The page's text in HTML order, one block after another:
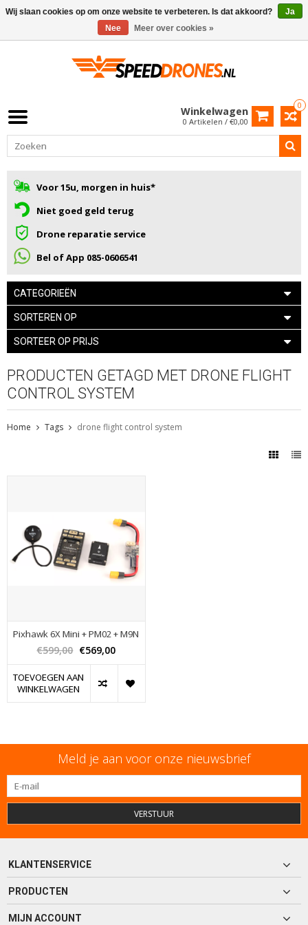
0
Winkelwagen
0 Artikelen / €0,00
Voor 15u, morgen in huis*
Niet goed geld terug
Drone reparatie service
Bel of App 085-0606541
CATEGORIEËN
SORTEREN OP
SORTEER OP PRIJS
PRODUCTEN GETAGD MET DRONE FLIGHT
CONTROL SYSTEM
Home Tags drone flight control system
Pixhawk 6X Mini + PM02 + M9N
€599,00 €569,00
TOEVOEGEN AAN
WINKELWAGEN
Meld je aan voor onze nieuwsbrief
VERSTUUR
KLANTENSERVICE
PRODUCTEN
MIJN ACCOUNT
Wij slaan cookies op om onze website te verbeteren. Is dat akkoord?
Ja
Nee
Meer over cookies »